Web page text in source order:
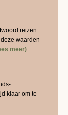
reizen
waarden
meer)
klaar om te